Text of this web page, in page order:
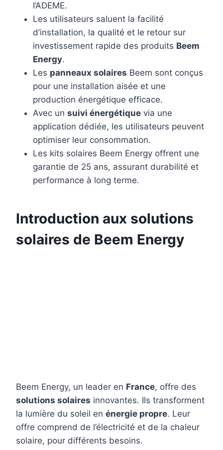
l’ADEME.
Les utilisateurs saluent la facilité
d’installation, la qualité et le retour sur
investissement rapide des produits Beem
Energy.
Les panneaux solaires Beem sont conçus
pour une installation aisée et une
production énergétique efficace.
Avec un suivi énergétique via une
application dédiée, les utilisateurs peuvent
optimiser leur consommation.
Les kits solaires Beem Energy offrent une
garantie de 25 ans, assurant durabilité et
performance à long terme.
Introduction aux solutions
solaires de Beem Energy
Beem Energy, un leader en France, offre des
solutions solaires innovantes. Ils transforment
la lumière du soleil en énergie propre. Leur
offre comprend de l’électricité et de la chaleur
solaire, pour différents besoins.